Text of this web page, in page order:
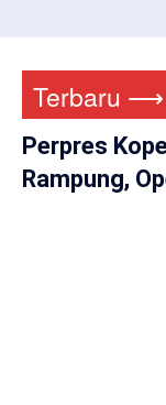
Terbaru ⟶
Perpres
Rampung,